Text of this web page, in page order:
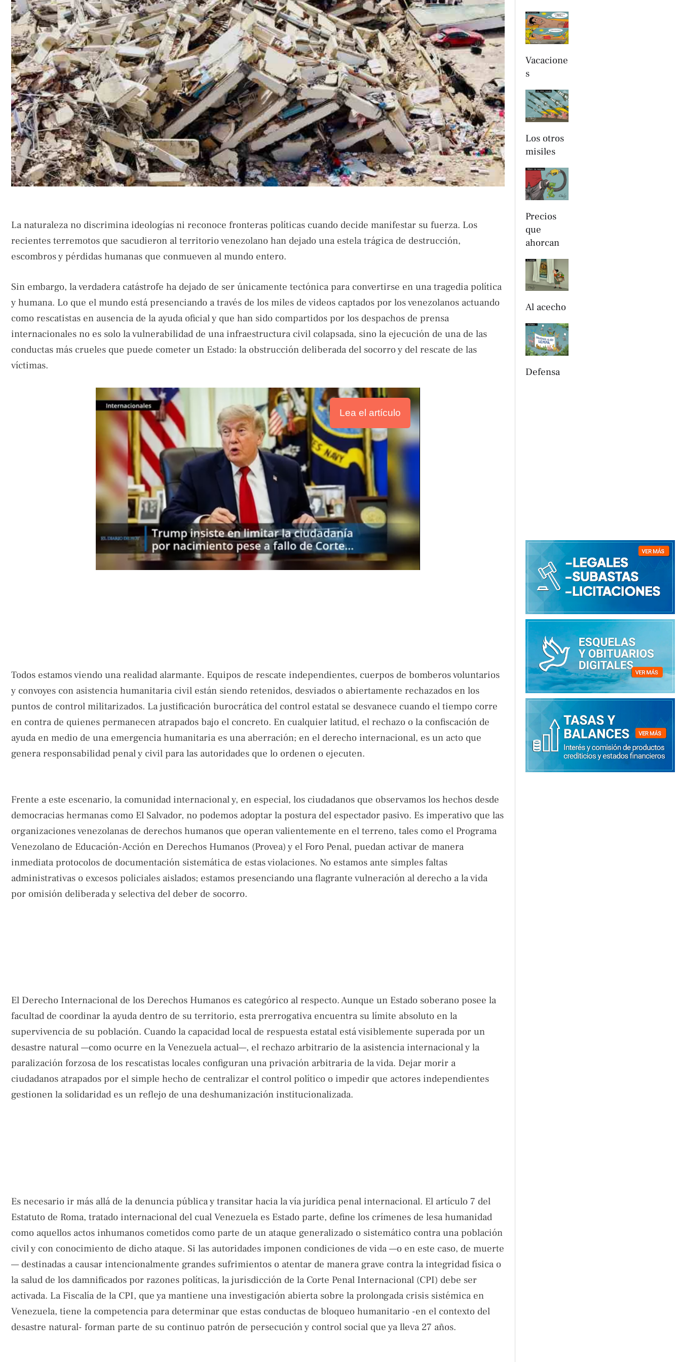
La naturaleza no discrimina ideologías ni reconoce fronteras políticas cuando decide manifestar su fuerza. Los
recientes terremotos que sacudieron al territorio venezolano han dejado una estela trágica de destrucción,
escombros y pérdidas humanas que conmueven al mundo entero.
Sin embargo, la verdadera catástrofe ha dejado de ser únicamente tectónica para convertirse en una tragedia política
y humana. Lo que el mundo está presenciando a través de los miles de videos captados por los venezolanos actuando
como rescatistas en ausencia de la ayuda oficial y que han sido compartidos por los despachos de prensa
internacionales no es solo la vulnerabilidad de una infraestructura civil colapsada, sino la ejecución de una de las
conductas más crueles que puede cometer un Estado: la obstrucción deliberada del socorro y del rescate de las
víctimas.
Lea el artículo
Todos estamos viendo una realidad alarmante. Equipos de rescate independientes, cuerpos de bomberos voluntarios
y convoyes con asistencia humanitaria civil están siendo retenidos, desviados o abiertamente rechazados en los
puntos de control militarizados. La justificación burocrática del control estatal se desvanece cuando el tiempo corre
en contra de quienes permanecen atrapados bajo el concreto. En cualquier latitud, el rechazo o la confiscación de
ayuda en medio de una emergencia humanitaria es una aberración; en el derecho internacional, es un acto que
genera responsabilidad penal y civil para las autoridades que lo ordenen o ejecuten.
Frente a este escenario, la comunidad internacional y, en especial, los ciudadanos que observamos los hechos desde
democracias hermanas como El Salvador, no podemos adoptar la postura del espectador pasivo. Es imperativo que las
organizaciones venezolanas de derechos humanos que operan valientemente en el terreno, tales como el Programa
Venezolano de Educación-Acción en Derechos Humanos (Provea) y el Foro Penal, puedan activar de manera
inmediata protocolos de documentación sistemática de estas violaciones. No estamos ante simples faltas
administrativas o excesos policiales aislados; estamos presenciando una flagrante vulneración al derecho a la vida
por omisión deliberada y selectiva del deber de socorro.
El Derecho Internacional de los Derechos Humanos es categórico al respecto. Aunque un Estado soberano posee la
facultad de coordinar la ayuda dentro de su territorio, esta prerrogativa encuentra su límite absoluto en la
supervivencia de su población. Cuando la capacidad local de respuesta estatal está visiblemente superada por un
desastre natural —como ocurre en la Venezuela actual—, el rechazo arbitrario de la asistencia internacional y la
paralización forzosa de los rescatistas locales configuran una privación arbitraria de la vida. Dejar morir a
ciudadanos atrapados por el simple hecho de centralizar el control político o impedir que actores independientes
gestionen la solidaridad es un reflejo de una deshumanización institucionalizada.
Es necesario ir más allá de la denuncia pública y transitar hacia la vía jurídica penal internacional. El artículo 7 del
Estatuto de Roma, tratado internacional del cual Venezuela es Estado parte, define los crímenes de lesa humanidad
como aquellos actos inhumanos cometidos como parte de un ataque generalizado o sistemático contra una población
civil y con conocimiento de dicho ataque. Si las autoridades imponen condiciones de vida —o en este caso, de muerte
— destinadas a causar intencionalmente grandes sufrimientos o atentar de manera grave contra la integridad física o
la salud de los damnificados por razones políticas, la jurisdicción de la Corte Penal Internacional (CPI) debe ser
activada. La Fiscalía de la CPI, que ya mantiene una investigación abierta sobre la prolongada crisis sistémica en
Venezuela, tiene la competencia para determinar que estas conductas de bloqueo humanitario -en el contexto del
desastre natural- forman parte de su continuo patrón de persecución y control social que ya lleva 27 años.
Vacacione
s
Los otros
misiles
Precios
que
ahorcan
Al acecho
Defensa